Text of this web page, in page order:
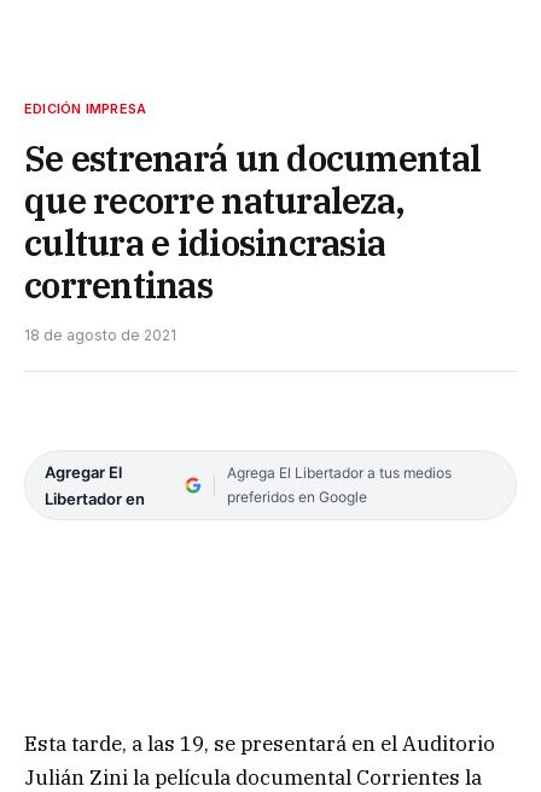
EDICIÓN IMPRESA
Se estrenará un documental
que recorre naturaleza,
cultura e idiosincrasia
correntinas
18 de agosto de 2021
Agregar El
Libertador en
Agrega El Libertador a tus medios
preferidos en Google
Esta tarde, a las 19, se presentará en el Auditorio
Julián Zini la película documental Corrientes la